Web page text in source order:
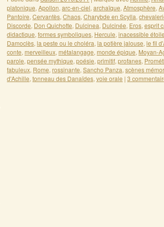
platonique, Apollon, arc-en-ciel, archaïque, Atmosphère,
Pantoire, Cervantès, Chaos, Charybde en Scylla,
Discorde, Don Quichotte, Dulcinea, Dulcinée, Eros, esprit
didactique, formes symboliques, Hercule, inacessible étoile
Damoclès, la peste ou le choléra, la potière jalouse, le fil
conte, merveilleux, métalangage, monde épique, Moyan-
parole, pensée mythique, poésie, primitif, profanes,
fabuleux, Rome, rossinante, Sancho Panza, scènes
d'Achille, tonneau des Danaïdes, voie orale | 3